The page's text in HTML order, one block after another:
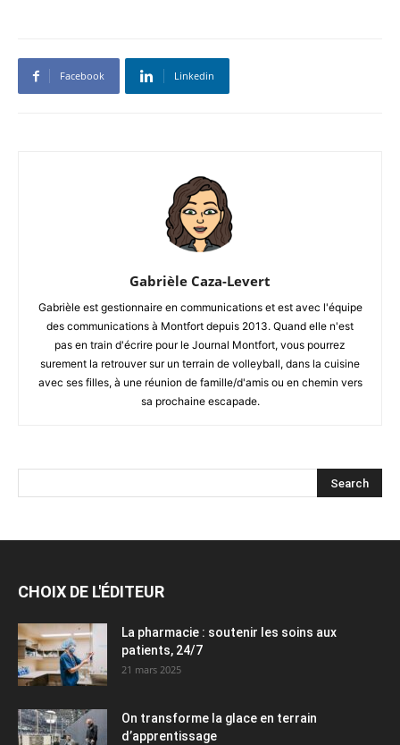
Facebook Linkedin
Gabrièle Caza-Levert
Gabrièle est gestionnaire en communications et est avec l'équipe
des communications à Montfort depuis 2013. Quand elle n'est
pas en train d'écrire pour le Journal Montfort, vous pourrez
surement la retrouver sur un terrain de volleyball, dans la cuisine
avec ses filles, à une réunion de famille/d'amis ou en chemin vers
sa prochaine escapade.
CHOIX DE L'ÉDITEUR
La pharmacie : soutenir les soins aux
patients, 24/7
21 mars 2025
On transforme la glace en terrain
d’apprentissage